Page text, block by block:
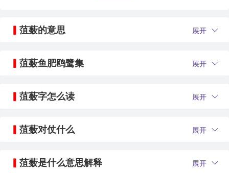
菹薮的意思 展开
菹薮鱼肥鸥鹭集 展开
菹薮字怎么读 展开
菹薮对仗什么 展开
菹薮是什么意思解释 展开